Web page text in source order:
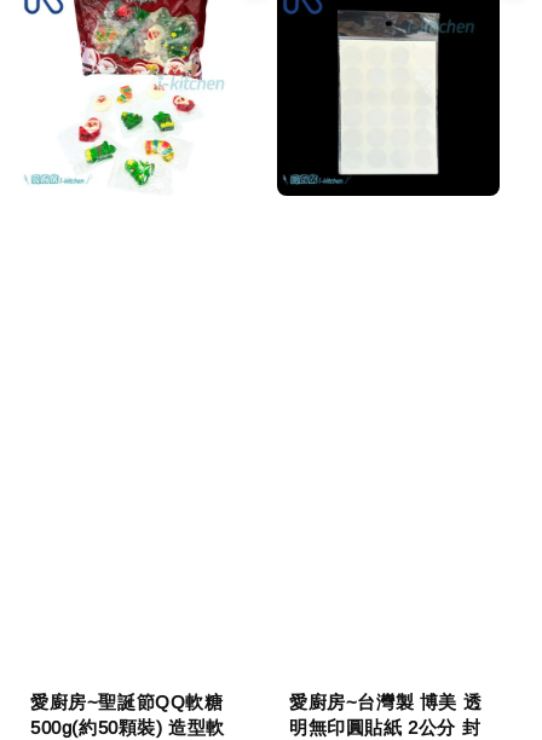
愛廚房~聖誕節QQ軟糖
500g(約50顆裝) 造型軟
愛廚房~台灣製 博美 透
明無印圓貼紙 2公分 封